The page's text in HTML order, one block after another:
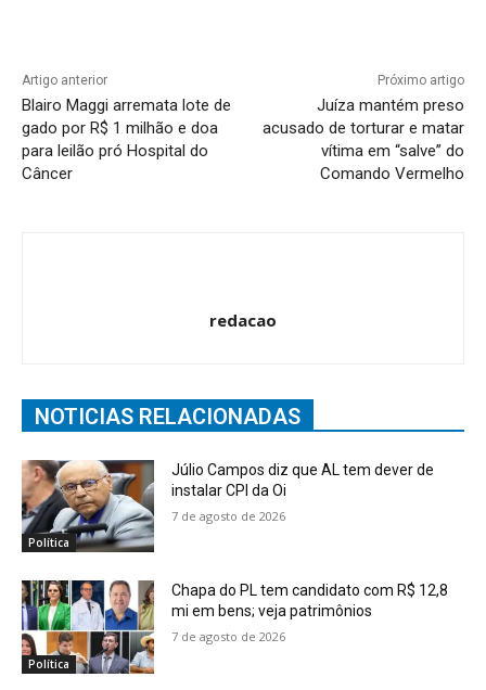
Artigo anterior
Blairo Maggi arremata lote de
gado por R$ 1 milhão e doa
para leilão pró Hospital do
Câncer
Próximo artigo
Juíza mantém preso
acusado de torturar e matar
vítima em “salve” do
Comando Vermelho
redacao
NOTICIAS RELACIONADAS
Política
Júlio Campos diz que AL tem dever de
instalar CPI da Oi
7 de agosto de 2026
Política
Chapa do PL tem candidato com R$ 12,8
mi em bens; veja patrimônios
7 de agosto de 2026